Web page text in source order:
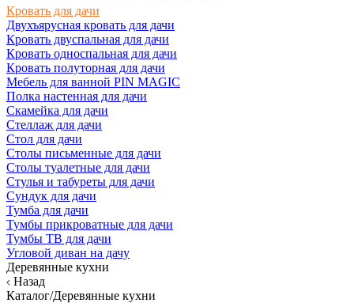
Кровать для дачи
Двухъярусная кровать для дачи
Кровать двуспальная для дачи
Кровать односпальная для дачи
Кровать полуторная для дачи
Мебель для ванной PIN MAGIC
Полка настенная для дачи
Скамейка для дачи
Стеллаж для дачи
Стол для дачи
Столы письменные для дачи
Столы туалетные для дачи
Стулья и табуреты для дачи
Сундук для дачи
Тумба для дачи
Тумбы прикроватные для дачи
Тумбы ТВ для дачи
Угловой диван на дачу
Деревянные кухни
Назад
Каталог/Деревянные кухни